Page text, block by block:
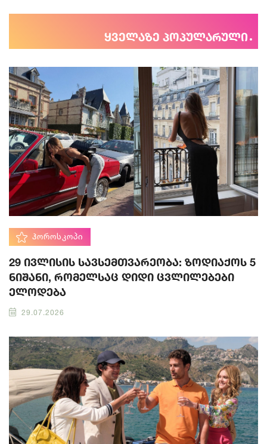
ყველაზე პოპულარული
ᲰᲝᲠᲝᲡᲙᲝᲞᲘ
29 ივლისის სავსემთვარეობა: ზოდიაქოს 5
ნიშანი, რომელსაც დიდი ცვლილებები
ელოდება
29.07.2026